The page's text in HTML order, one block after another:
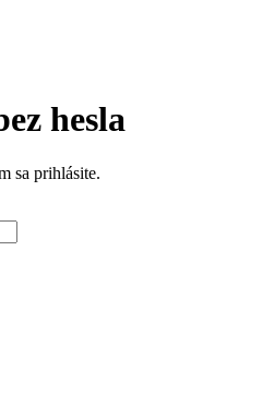
hesla
sa prihlásite.